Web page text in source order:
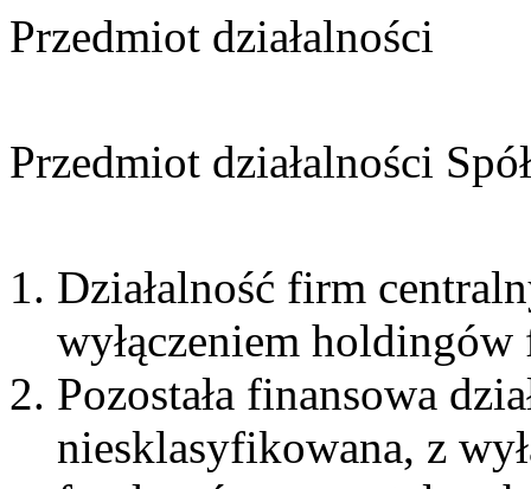
Przedmiot działalności
Przedmiot działalności
Działalność firm
wyłączeniem
Pozostała finansowa
niesklasyfikowana, z